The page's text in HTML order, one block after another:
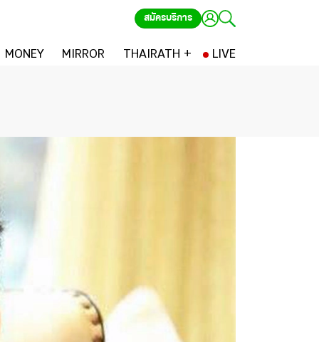
สมัครบริการ
MONEY MIRROR THAIRATH + LIVE